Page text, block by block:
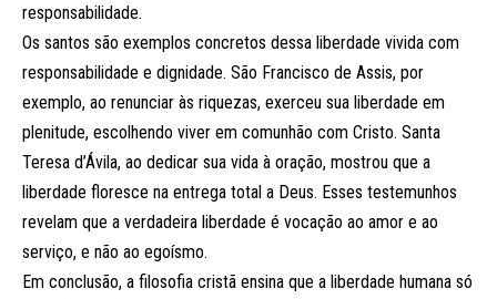
responsabilidade.
Os santos são exemplos concretos dessa liberdade vivida com
responsabilidade e dignidade. São Francisco de Assis, por
exemplo, ao renunciar às riquezas, exerceu sua liberdade em
plenitude, escolhendo viver em comunhão com Cristo. Santa
Teresa d’Ávila, ao dedicar sua vida à oração, mostrou que a
liberdade floresce na entrega total a Deus. Esses testemunhos
revelam que a verdadeira liberdade é vocação ao amor e ao
serviço, e não ao egoísmo.
Em conclusão, a filosofia cristã ensina que a liberdade humana só